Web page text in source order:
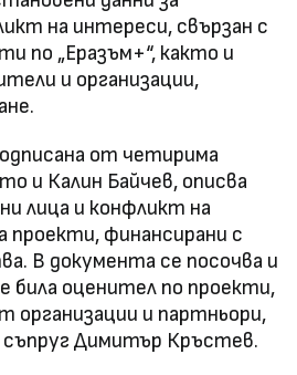
на интереси, свързан с
по „Еразъм+“, както и
и организации,
от четирима
и Калин Байчев, описва
лица и конфликт на
проекти, финансирани с
В документа се посочва и
била оценител по проекти,
организации и партньори,
съпруг Димитър Кръстев.